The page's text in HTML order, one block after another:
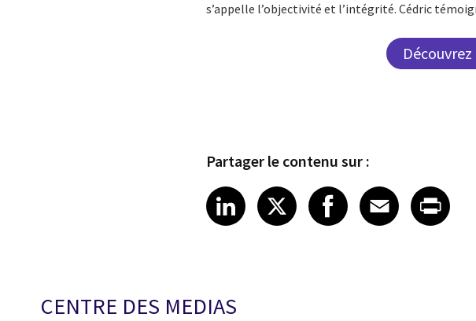
s’appelle l’objectivité et l’intégrité. Cédric
Partager le contenu sur :
Share article on LinkedIn
LinkedIn
Share article on X
XShare article on
Facebook
ShareEmail
CENTRE DES MEDIAS